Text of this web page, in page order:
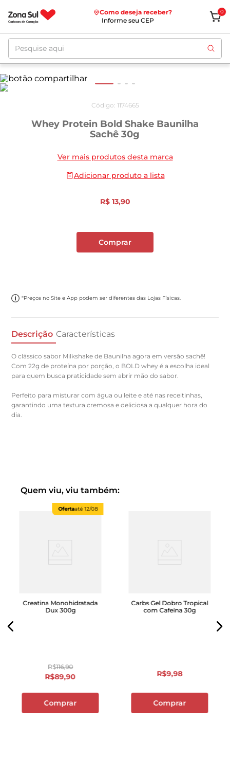
Como deseja receber?
Informe seu CEP
0
Pesquise aqui
Código: 1174665
Whey Protein Bold Shake Baunilha
Sachê 30g
Ver mais produtos desta marca
Adicionar produto a lista
R$ 13,90
Comprar
*Preços no Site e App podem ser diferentes das Lojas Físicas.
Descrição Características
O clássico sabor Milkshake de Baunilha agora em versão sachê!
Com 22g de proteína por porção, o BOLD whey é a escolha ideal
para quem busca praticidade sem abrir mão do sabor.
Perfeito para misturar com água ou leite e até nas receitinhas,
garantindo uma textura cremosa e deliciosa a qualquer hora do
dia.
Quem viu, viu também:
Ofertaaté12/08
Creatina Monohidratada
Dux 300g
R$116,90
R$89,90
Comprar
Carbs Gel Dobro Tropical
com Cafeína 30g
R$9,98
Comprar